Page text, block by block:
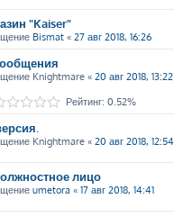
"Kaiser"
Bismat « 27 авг 2018, 16:26
Knightmare « 20 авг 2018, 13:22
Рейтинг: 0.52%
Knightmare « 20 авг 2018, 12:54
лицо
umetora « 17 авг 2018, 14:41